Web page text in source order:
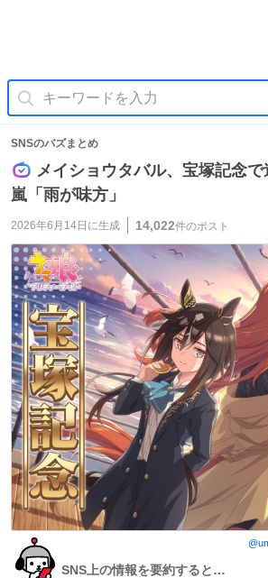
SNSのバズまとめ
メイショウタバル、宝塚記念
嵐「雨が味方」
2026年6月14日 に生成 14,022件のポスト
@
SNS上の情報を要約すると…